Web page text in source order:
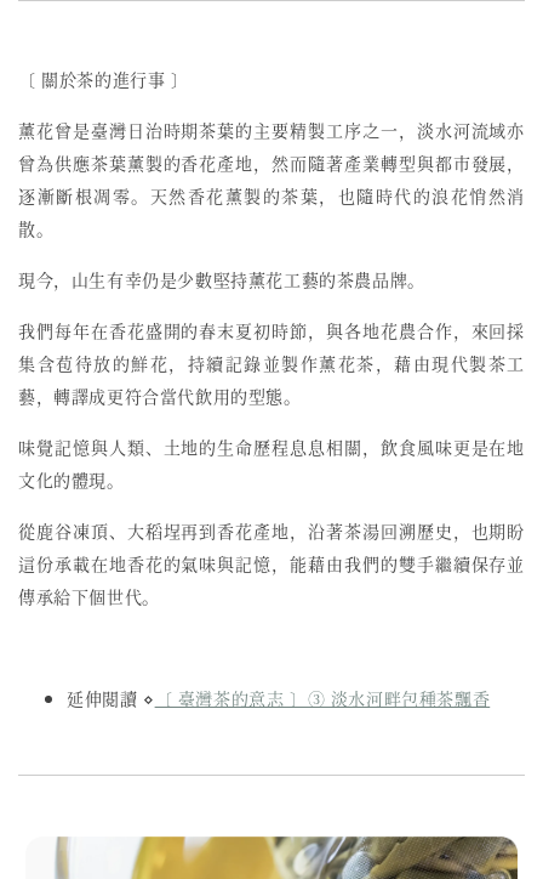
〔 關於茶的進行事 〕
薰花曾是臺灣日治時期茶葉的主要精製工序之一， 淡水河流域亦
曾為供應茶葉薰製的香花產地，然而隨著產業轉型與都市發展，
逐漸斷根凋零。天然香花薰製的茶葉，也隨時代的浪花悄然消
散。
現今，山生有幸仍是少數堅持薰花工藝的茶農品牌。
我們每年在香花盛開的春末夏初時節，與各地花農合作，來回採
集含苞待放的鮮花，持續記錄並製作薰花茶，藉由現代製茶工
藝，轉譯成更符合當代飲用的型態。
味覺記憶與人類、土地的生命歷程息息相關，飲食風味更是在地
文化的體現。
從鹿谷凍頂、大稻埕再到香花產地，沿著茶湯回溯歷史，也期盼
這份承載在地香花的氣味與記憶，能藉由我們的雙手繼續保存並
傳承給下個世代。
延伸閱讀 ⋄ 〔 臺灣茶的意志 〕③ 淡水河畔包種茶飄香